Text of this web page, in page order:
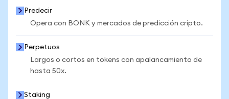
Predecir
Opera con BONK y mercados de predicción cripto.
Perpetuos
Largos o cortos en tokens con apalancamiento de
hasta 50x.
Staking